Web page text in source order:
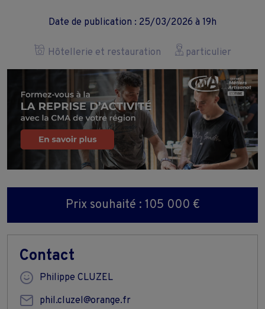
Date de publication : 25/03/2026 à 19h
Hôtellerie et restauration particulier
Prix souhaité : 105 000 €
Contact
Philippe CLUZEL
phil.cluzel@orange.fr